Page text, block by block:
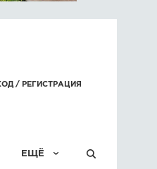
/ РЕГИСТРАЦИЯ
ЕЩЁ